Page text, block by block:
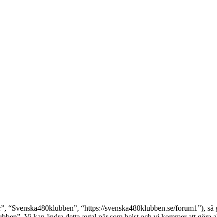
“Svenska480klubben”, “https://svenska480klubben.se/forum1”),